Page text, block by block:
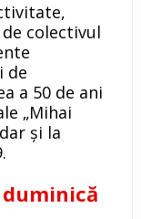
colectivul
de
a 50 de ani
„Mihai
și la